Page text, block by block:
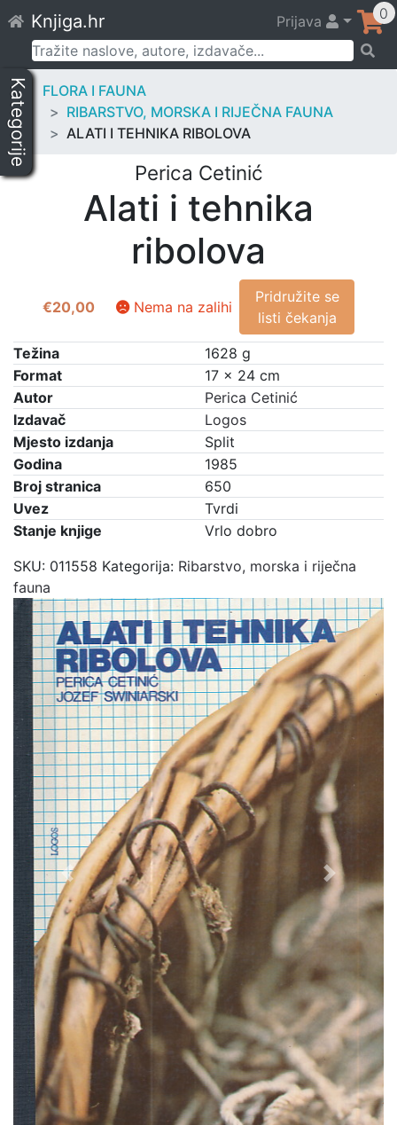
to
content
Knjiga.hr Prijava 0
Pretraži:
Kategorije
FLORA I FAUNA
RIBARSTVO, MORSKA I RIJEČNA FAUNA
ALATI I TEHNIKA RIBOLOVA
Perica Cetinić
Alati i tehnika
ribolova
€20,00 Nema na zalihi
Pridružite se
listi čekanja
Težina
1628 g
Format
17 × 24 cm
Autor
Perica Cetinić
Izdavač
Logos
Mjesto izdanja
Split
Godina
1985
Broj stranica
650
Uvez
Tvrdi
Stanje knjige
Vrlo dobro
SKU: 011558 Kategorija: Ribarstvo, morska i riječna
fauna
Previous Next